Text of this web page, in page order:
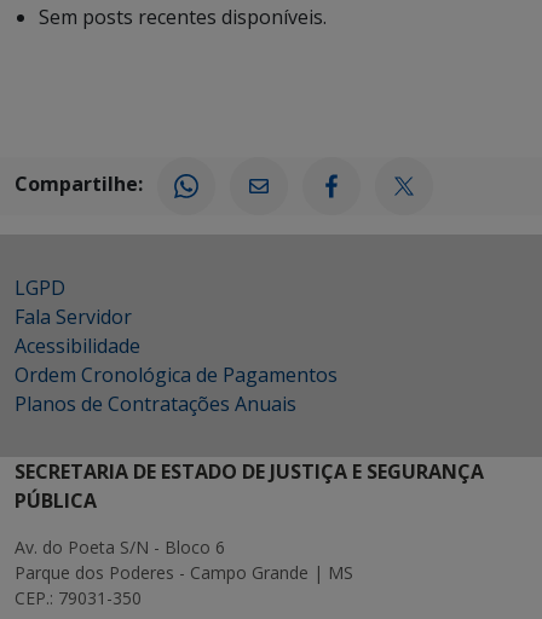
Sem posts recentes disponíveis.
Compartilhe:
LGPD
Fala Servidor
Acessibilidade
Ordem Cronológica de Pagamentos
Planos de Contratações Anuais
SECRETARIA DE ESTADO DE JUSTIÇA E SEGURANÇA
PÚBLICA
Av. do Poeta S/N - Bloco 6
Parque dos Poderes - Campo Grande | MS
CEP.: 79031-350